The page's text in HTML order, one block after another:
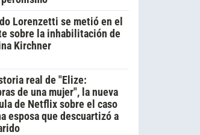
Lorenzetti se metió en el
sobre la inhabilitación de
Kirchner
real de "Elize:
de una mujer", la nueva
de Netflix sobre el caso
esposa que descuartizó a